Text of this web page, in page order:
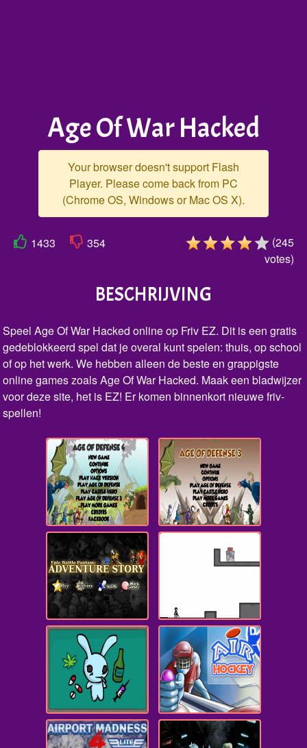
Age Of War Hacked
Your browser doesn't support Flash
Player. Please come back from PC
(Chrome OS, Windows or Mac OS X).
1433 354 (245
votes)
BESCHRIJVING
Speel Age Of War Hacked online op Friv EZ. Dit is een gratis
gedeblokkeerd spel dat je overal kunt spelen: thuis, op school
of op het werk. We hebben alleen de beste en grappigste
online games zoals Age Of War Hacked. Maak een bladwijzer
voor deze site, het is EZ! Er komen binnenkort nieuwe friv-
spellen!